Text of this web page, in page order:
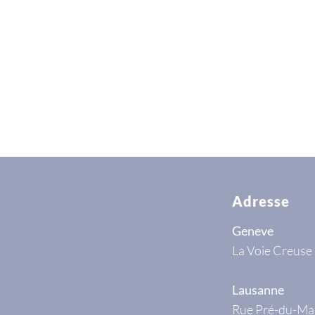
Adresse
Geneve
La Voie
Lausanne
Rue Pré-du-